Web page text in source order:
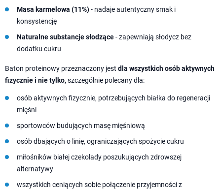
Masa karmelowa (11%)- nadaje autentyczny smak i
konsystencję
Naturalne substancje słodzące- zapewniają słodycz bez
dodatku cukru
Baton proteinowy przeznaczony jest dla wszystkich osób aktywnych
fizycznie i nie tylko,szczególnie polecany dla:
osób aktywnych fizycznie, potrzebujących białka do regeneracji
mięśni
sportowców budujących masę mięśniową
osób dbających o linię, ograniczających spożycie cukru
miłośników białej czekolady poszukujących zdrowszej
alternatywy
wszystkich ceniących sobie połączenie przyjemności z